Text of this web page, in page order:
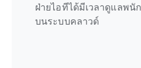
ฝ่ายไอทีได้มีเวลาดูแลพนั
บนระบบคลาวด์